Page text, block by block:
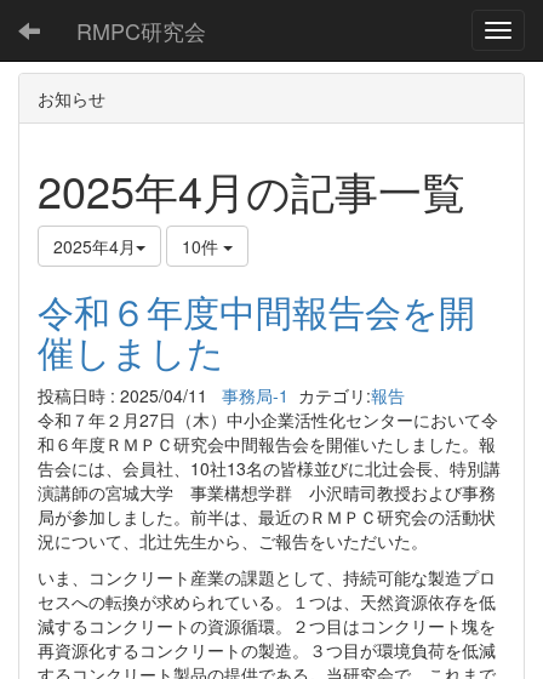
RMPC研究会
お知らせ
2025年4月の記事一覧
2025年4月 10件
令和６年度中間報告会を開
催しました
投稿日時 : 2025/04/11 事務局-1 カテゴリ:報告
令和７年２月27日（木）中小企業活性化センターにおいて令
和６年度ＲＭＰＣ研究会中間報告会を開催いたしました。報
告会には、会員社、10社13名の皆様並びに北辻会長、特別講
演講師の宮城大学 事業構想学群 小沢晴司教授および事務
局が参加しました。前半は、最近のＲＭＰＣ研究会の活動状
況について、北辻先生から、ご報告をいただいた。
いま、コンクリート産業の課題として、持続可能な製造プロ
セスへの転換が求められている。１つは、天然資源依存を低
減するコンクリートの資源循環。２つ目はコンクリート塊を
再資源化するコンクリートの製造。３つ目が環境負荷を低減
するコンクリート製品の提供である。当研究会で、これまで